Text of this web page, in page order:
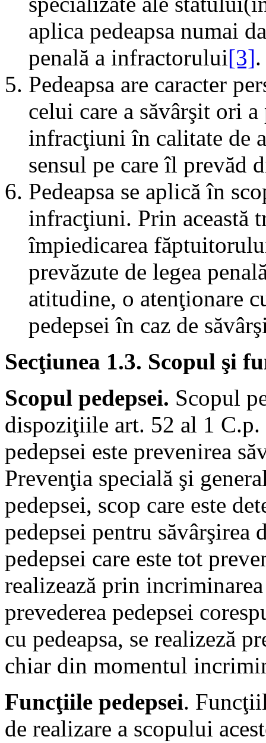
aplica pedeapsa numai
penală a infractorului[3].
Pedeapsa are caracter
celui care a săvârşit ori
infracţiuni în calitate de
sensul pe care îl prevăd
Pedeapsa se aplică în
infracţiuni. Prin această
împiedicarea
prevăzute de legea
atitudine, o atenţionare
pedepsei în caz de
Secţiunea 1.3. Scopul şi
Scopul pedepsei. Scopul
dispoziţiile art. 52 al 1 C.p.
pedepsei este prevenirea
Prevenţia specială şi
pedepsei, scop care este
pedepsei pentru
pedepsei care este tot
realizează prin
prevederea pedepsei
cu pedeapsa, se realizeză
chiar din momentul
Funcţiile pedepsei.
de realizare a scopului